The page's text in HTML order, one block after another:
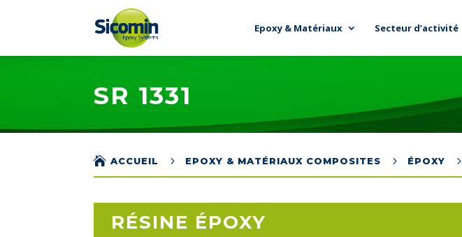
Epoxy & Matériaux Secteur d’activité
SR 1331
 ACCUEIL 5 EPOXY & MATÉRIAUX COMPOSITES 5 ÉPOXY 5
RÉSINE ÉPOXY